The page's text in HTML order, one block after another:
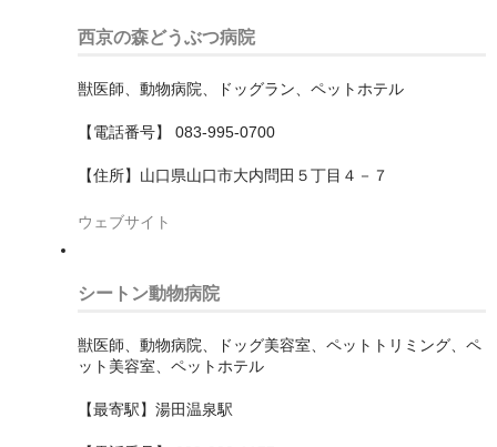
滋賀県
熊本県
石川県
神奈川県
大和市
中原区
多摩区
西京の森どうぶつ病院
獣医師、動物病院、ドッグラン、ペットホテル
【電話番号】 083-995-0700
【住所】山口県山口市大内問田５丁目４－７
ウェブサイト
シートン動物病院
獣医師、動物病院、ドッグ美容室、ペットトリミング、ペ
ット美容室、ペットホテル
【最寄駅】湯田温泉駅